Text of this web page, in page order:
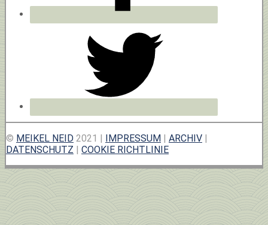
© MEIKEL NEID 2021 | IMPRESSUM ARCHIV
DATENSCHUTZ
COOKIE RICHTLINIE